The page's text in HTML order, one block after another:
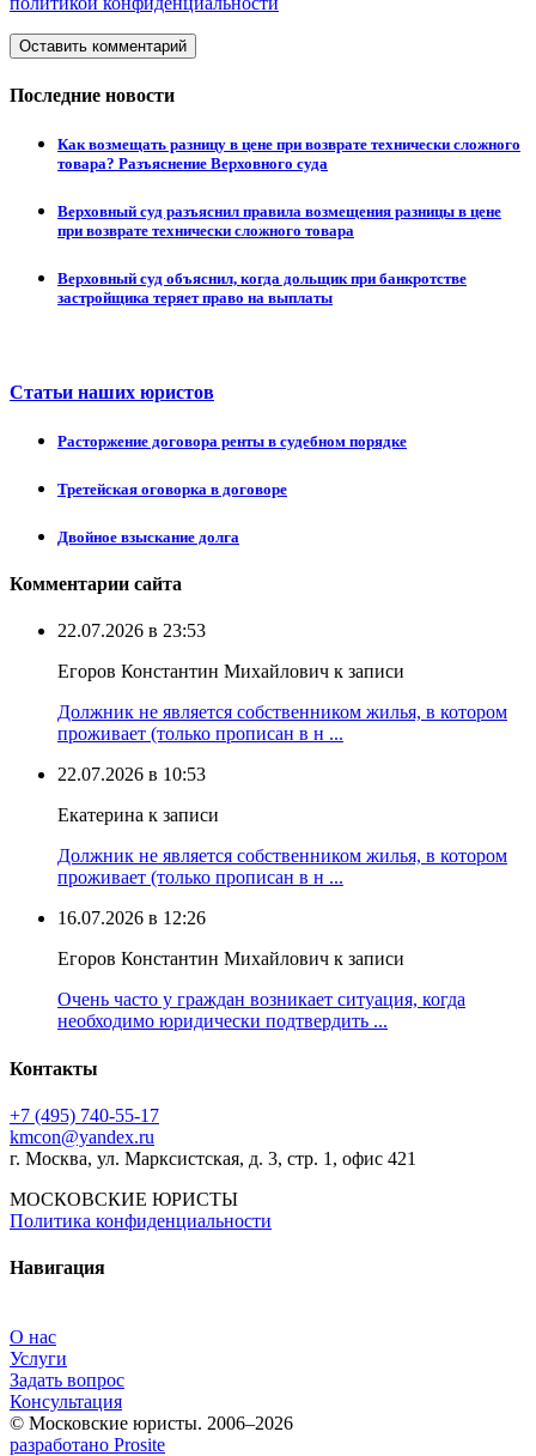
Оставить комментарий
Последние новости
Как возмещать разницу в цене при возврате технически сложного
товара? Разъяснение Верховного суда
Верховный суд разъяснил правила возмещения разницы в цене
при возврате технически сложного товара
Верховный суд объяснил, когда дольщик при банкротстве
застройщика теряет право на выплаты
Статьи наших юристов
Расторжение договора ренты в судебном порядке
Третейская оговорка в договоре
Двойное взыскание долга
Комментарии сайта
22.07.2026 в 23:53
Егоров Константин Михайлович к записи
Должник не является собственником жилья, в котором
проживает (только прописан в н ...
22.07.2026 в 10:53
Екатерина к записи
Должник не является собственником жилья, в котором
проживает (только прописан в н ...
16.07.2026 в 12:26
Егоров Константин Михайлович к записи
Очень часто у граждан возникает ситуация, когда
необходимо юридически подтвердить ...
Контакты
+7 (495) 740‑55‑17
kmcon@yandex.ru
г. Москва, ул. Марксистская, д. 3, стр. 1, офис 421
МОСКОВСКИЕ ЮРИСТЫ
Политика конфиденциальности
Навигация
О нас
Услуги
Задать вопрос
Консультация
© Московские юристы. 2006–2026
разработано Prosite